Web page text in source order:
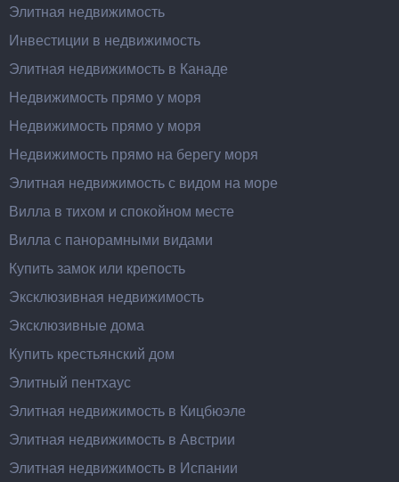
Элитная недвижимость
Инвестиции в недвижимость
Элитная недвижимость в Канаде
Недвижимость прямо у моря
Недвижимость прямо у моря
Недвижимость прямо на берегу моря
Элитная недвижимость с видом на море
Вилла в тихом и спокойном месте
Вилла с панорамными видами
Купить замок или крепость
Эксклюзивная недвижимость
Эксклюзивные дома
Купить крестьянский дом
Элитный пентхаус
Элитная недвижимость в Кицбюэле
Элитная недвижимость в Австрии
Элитная недвижимость в Испании